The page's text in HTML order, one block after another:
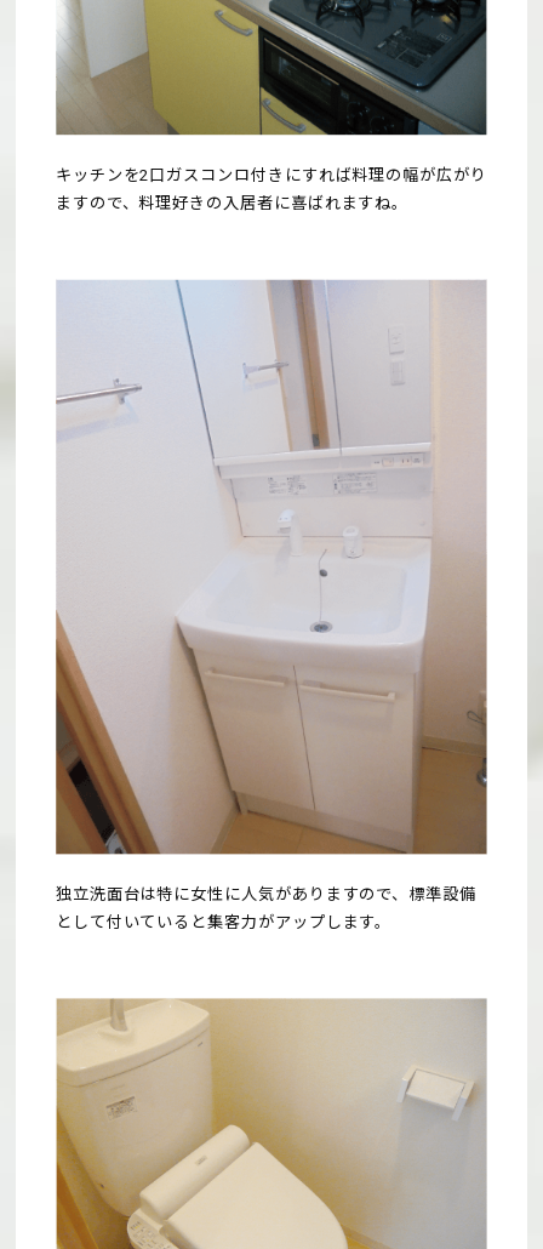
キッチンを2口ガスコンロ付きにすれば料理の幅が広がり
ますので、料理好きの入居者に喜ばれますね。
独立洗面台は特に女性に人気がありますので、標準設備
として付いていると集客力がアップします。